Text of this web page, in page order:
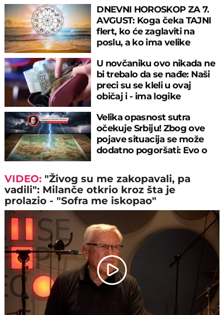
DNEVNI HOROSKOP ZA 7.
AVGUST: Koga čeka TAJNI
flert, ko će zaglaviti na
poslu, a ko ima velike
U novčaniku ovo nikada ne
bi trebalo da se nađe: Naši
preci su se kleli u ovaj
običaj i - ima logike
Velika opasnost sutra
očekuje Srbiju! Zbog ove
pojave situacija se može
dodatno pogoršati: Evo o
VIDEO: "Živog su me zakopavali, pa
vadili": Milanče otkrio kroz šta je
prolazio - "Sofra me iskopao"
Play
Video